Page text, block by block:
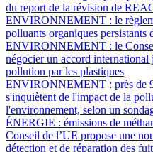
du report de la révision de
ENVIRONNEMENT : le
polluants organiques persistants
ENVIRONNEMENT : le
négocier un accord
pollution par les plastiques
ENVIRONNEMENT : près de
s'inquiètent de l'impact de la
l'environnement, selon un
ÉNERGIE : émissions de
Conseil de l’UE propose une
détection et de réparation des